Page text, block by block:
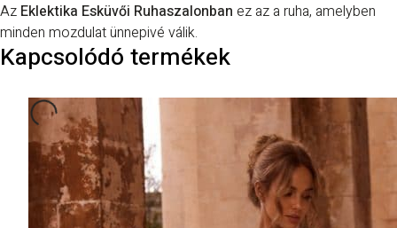
Az Eklektika Esküvői Ruhaszalonban ez az a ruha, amelyben
minden mozdulat ünnepivé válik.
Kapcsolódó termékek